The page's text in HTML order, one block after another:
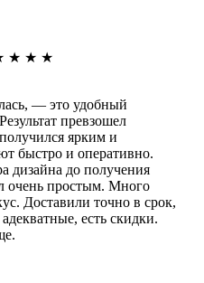
★ ★ ★
— это удобный
превзошел
ярким и
быстро и оперативно.
дизайна до получения
очень простым. Много
Доставили точно в срок,
есть скидки.